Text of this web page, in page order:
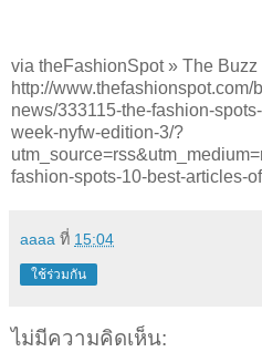
via theFashionSpot » The Buzz
http://www.thefashionspot.com/
news/333115-the-fashion-
week-nyfw-edition-3/?
fashion-spots-10-best-articles-
aaaa ที่ 15:04
ใช้ร่วมกัน
ไม่มีความคิดเห็น: